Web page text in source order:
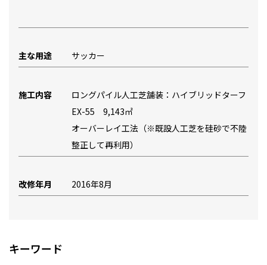
主な用途 サッカー
施工内容
ロングパイル人工芝舗装：ハイブリッドターフ
EX-55 9,143㎡
オーバーレイ工法（※既設人工芝を硅砂で不陸
整正して再利用）
改修年月 2016年8月
キーワード